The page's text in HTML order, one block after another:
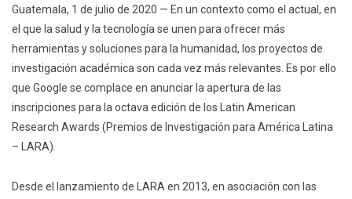
Guatemala, 1 de julio de 2020 — En un contexto como el actual, en
el que la salud y la tecnología se unen para ofrecer más
herramientas y soluciones para la humanidad, los proyectos de
investigación académica son cada vez más relevantes. Es por ello
que Google se complace en anunciar la apertura de las
inscripciones para la octava edición de los Latin American
Research Awards (Premios de Investigación para América Latina
– LARA).
Desde el lanzamiento de LARA en 2013, en asociación con las